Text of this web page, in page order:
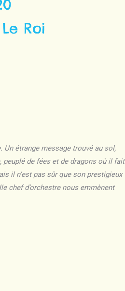
Roi
Un étrange message trouvé au sol,
de fées et de dragons où il fait
il n’est pas sûr que son prestigieux
chef d’orchestre nous emmènent